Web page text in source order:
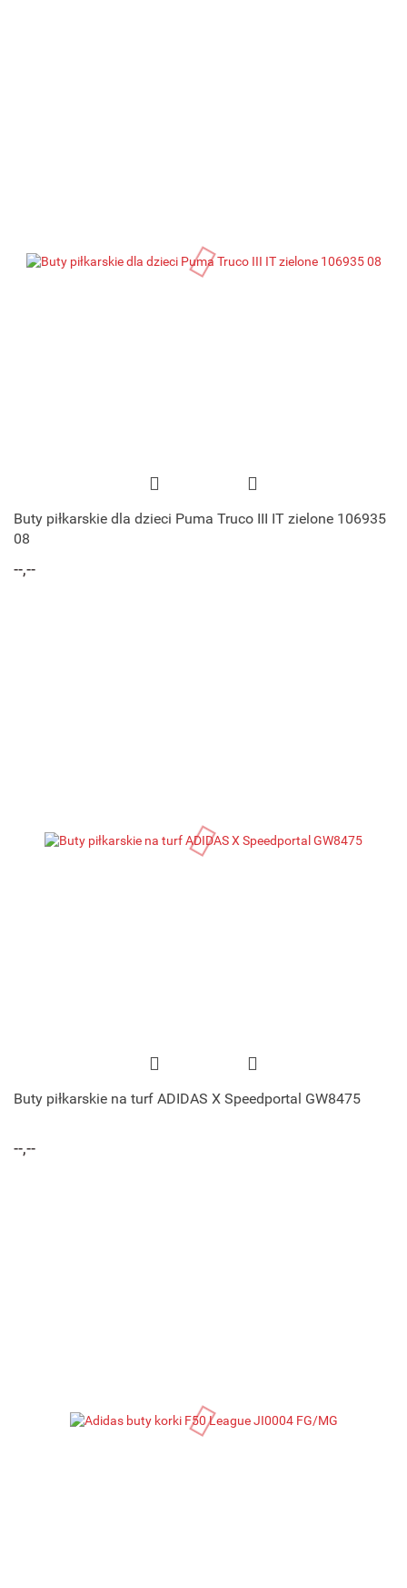
Buty piłkarskie dla dzieci Puma Truco III IT zielone 106935
08
--,--
Buty piłkarskie na turf ADIDAS X Speedportal GW8475
--,--